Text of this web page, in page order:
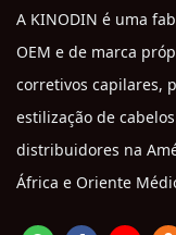
A KINODIN é uma
OEM e de marca
corretivos capilares,
estilização de
distribuidores na
África e Oriente